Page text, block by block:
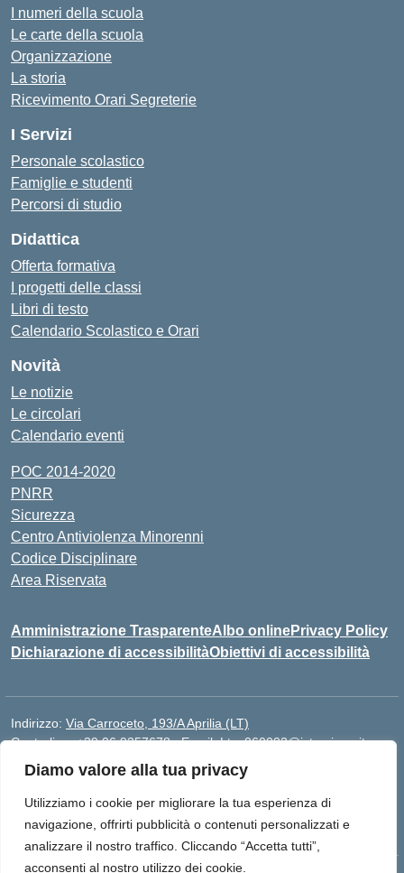
Diamo valore alla tua privacy
Utilizziamo i cookie per migliorare la tua esperienza di
navigazione, offrirti pubblicità o contenuti personalizzati e
analizzare il nostro traffico. Cliccando “Accetta tutti”,
acconsenti al nostro utilizzo dei cookie.
I numeri della scuola
Le carte della scuola
Organizzazione
La storia
Ricevimento Orari Segreterie
I Servizi
Personale scolastico
Famiglie e studenti
Percorsi di studio
Didattica
Offerta formativa
I progetti delle classi
Libri di testo
Calendario Scolastico e Orari
Novità
Le notizie
Le circolari
Calendario eventi
POC 2014-2020
PNRR
Sicurezza
Centro Antiviolenza Minorenni
Codice Disciplinare
Area Riservata
Amministrazione TrasparenteAlbo onlinePrivacy Policy
Dichiarazione di accessibilitàObiettivi di accessibilità
Indirizzo: Via Carroceto, 193/A Aprilia (LT)
Centralino:+39 06 9257678 Email:Ltps060002@istruzione.it
Posta elettronica certificata (PEC):Ltps060002@pec.istruzione.it
Codice meccanografico:
LTPS060002